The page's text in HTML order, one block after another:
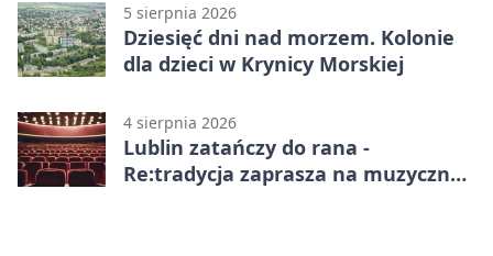
5 sierpnia 2026
Dziesięć dni nad morzem. Kolonie
dla dzieci w Krynicy Morskiej
4 sierpnia 2026
Lublin zatańczy do rana -
Re:tradycja zaprasza na muzyczną